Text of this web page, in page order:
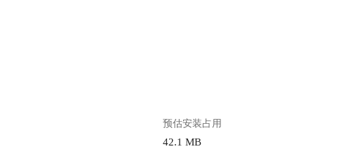
预估安装占用
42.1 MB